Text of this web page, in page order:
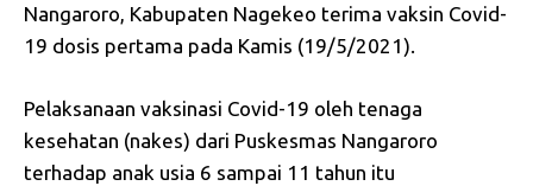
Nangaroro, Kabupaten Nagekeo terima vaksin Covid-
19 dosis pertama pada Kamis (19/5/2021).
Pelaksanaan vaksinasi Covid-19 oleh tenaga
kesehatan (nakes) dari Puskesmas Nangaroro
terhadap anak usia 6 sampai 11 tahun itu